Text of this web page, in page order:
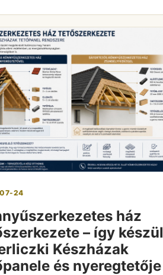
24
ház
– így készül
Készházak
és nyeregtetője